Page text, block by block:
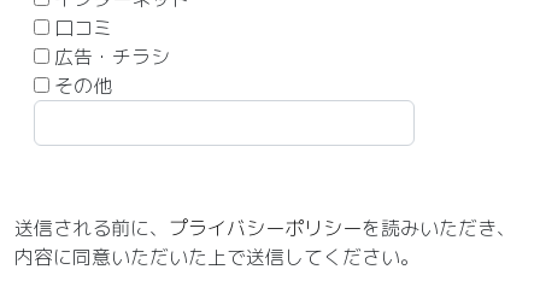
口コミ
広告・チラシ
その他
送信される前に、 プライバシーポリシーを読みいただき、
内容に同意いただいた上で送信してください。